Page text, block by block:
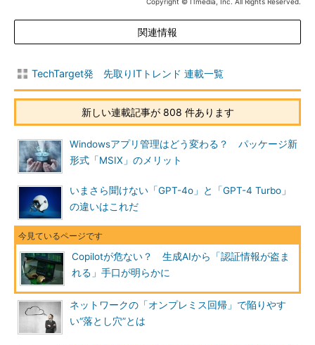
関連情報
TechTarget発 先取りITトレンド 連載一覧
新しい連載記事が 808 件あります
Windowsアプリ管理はどう変わる？ パッケージ新
形式「MSIX」のメリット
いまさら聞けない「GPT-4o」と「GPT-4 Turbo」
の違いはこれだ
Copilotが危ない？ 生成AIから「認証情報が盗ま
れる」手口が明らかに
ネットワークの「オンプレミス回帰」で陥りやす
い“落とし穴”とは